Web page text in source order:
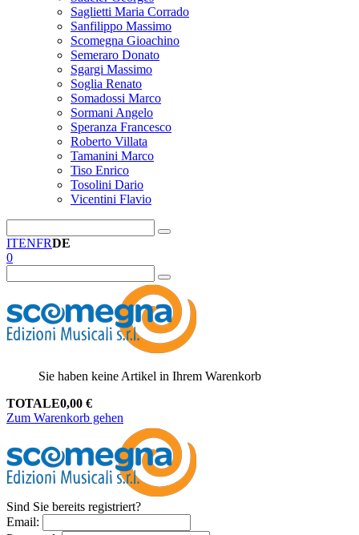
Saglietti Maria Corrado
Sanfilippo Massimo
Scomegna Gioachino
Semeraro Donato
Sgargi Massimo
Soglia Renato
Somadossi Marco
Sormani Angelo
Speranza Francesco
Roberto Villata
Tamanini Marco
Tiso Enrico
Tosolini Dario
Vicentini Flavio
ITENFRDE
0
Sie haben keine Artikel in Ihrem Warenkorb
TOTALE0,00 €
Zum Warenkorb gehen
Sind Sie bereits registriert?
Email: